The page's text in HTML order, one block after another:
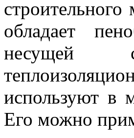
обладает
несущей
используют в
Его можно